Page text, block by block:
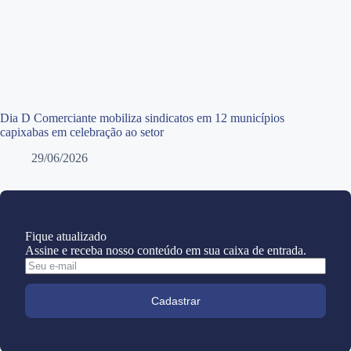
Dia D Comerciante mobiliza sindicatos em 12 municípios
capixabas em celebração ao setor
29/06/2026
Fique atualizado
Assine e receba nosso conteúdo em sua caixa de entrada.
Cadastrar